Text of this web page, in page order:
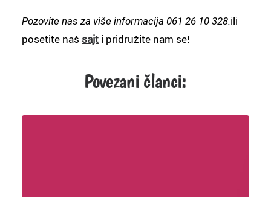
Pozovite nas za više informacija 061 26 10 328.ili
posetite naš sajt i pridružite nam se!
Povezani članci: